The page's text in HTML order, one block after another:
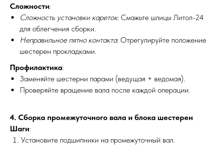
Сложности:
Сложность установки кареток: Смажьте шлицы Литол-24
для облегчения сборки.
Неправильное пятно контакта: Отрегулируйте положение
шестерен прокладками.
Профилактика:
Заменяйте шестерни парами (ведущая + ведомая).
Проверяйте вращение вала после каждой операции.
4. Сборка промежуточного вала и блока шестерен
Шаги:
Установите подшипники на промежуточный вал.